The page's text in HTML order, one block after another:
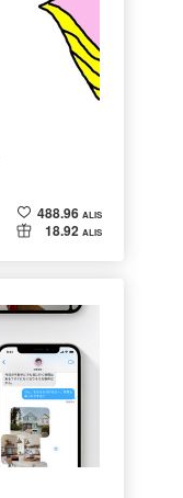
488.96 ALIS
18.92 ALIS